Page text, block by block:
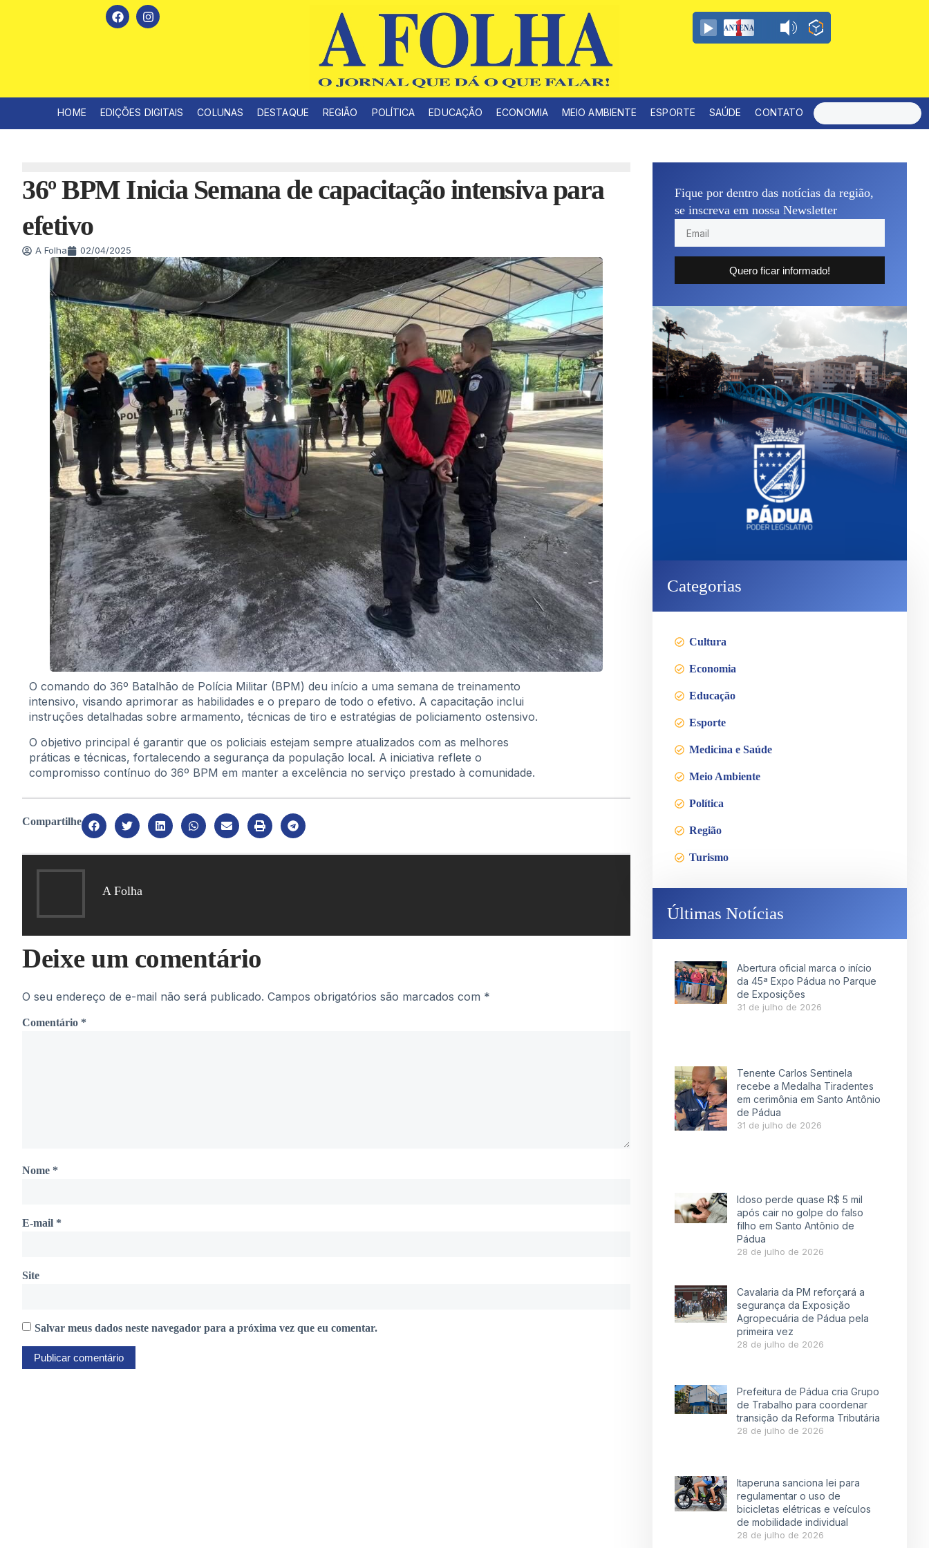
HOME EDIÇÕES DIGITAIS COLUNAS DESTAQUE REGIÃO POLÍTICA EDUCAÇÃO ECONOMIA MEIO AMBIENTE ESPORTE SAÚDE CONTATO
36º BPM Inicia Semana de capacitação intensiva para
efetivo
A Folha 02/04/2025
O comando do 36º Batalhão de Polícia Militar (BPM) deu início a uma semana de treinamento
intensivo, visando aprimorar as habilidades e o preparo de todo o efetivo. A capacitação inclui
instruções detalhadas sobre armamento, técnicas de tiro e estratégias de policiamento ostensivo.
O objetivo principal é garantir que os policiais estejam sempre atualizados com as melhores
práticas e técnicas, fortalecendo a segurança da população local. A iniciativa reflete o
compromisso contínuo do 36º BPM em manter a excelência no serviço prestado à comunidade.
Compartilhe
A Folha
Deixe um comentário
O seu endereço de e-mail não será publicado. Campos obrigatórios são marcados com *
Comentário *
Nome *
E-mail *
Site
Salvar meus dados neste navegador para a próxima vez que eu comentar.
Fique por dentro das notícias da região,
se inscreva em nossa Newsletter
Quero ficar informado!
Categorias
Cultura
Economia
Educação
Esporte
Medicina e Saúde
Meio Ambiente
Política
Região
Turismo
Últimas Notícias
Abertura oficial marca o início
da 45ª Expo Pádua no Parque
de Exposições
31 de julho de 2026
Tenente Carlos Sentinela
recebe a Medalha Tiradentes
em cerimônia em Santo Antônio
de Pádua
31 de julho de 2026
Idoso perde quase R$ 5 mil
após cair no golpe do falso
filho em Santo Antônio de
Pádua
28 de julho de 2026
Cavalaria da PM reforçará a
segurança da Exposição
Agropecuária de Pádua pela
primeira vez
28 de julho de 2026
Prefeitura de Pádua cria Grupo
de Trabalho para coordenar
transição da Reforma Tributária
28 de julho de 2026
Itaperuna sanciona lei para
regulamentar o uso de
bicicletas elétricas e veículos
de mobilidade individual
28 de julho de 2026